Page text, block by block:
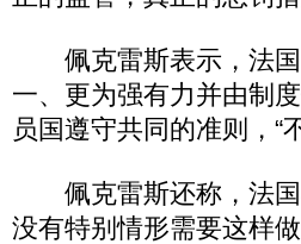
佩克雷斯表示，法国
一、更为强有力并由制
员国遵守共同的准则，“
佩克雷斯还称，法国
没有特别情形需要这样